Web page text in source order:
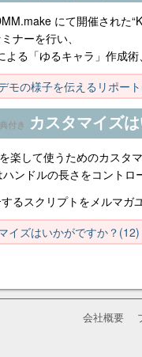
にて開催された
ナーを行い、
よる「ゆるキャラ」作成
モの様子を伝えるリポー
付き カスタマイズ
楽して使うためのカスタマ
ンドルの長さをコントロ
るスクリプトをメルマガ
イズはいかがですか？
会社概要